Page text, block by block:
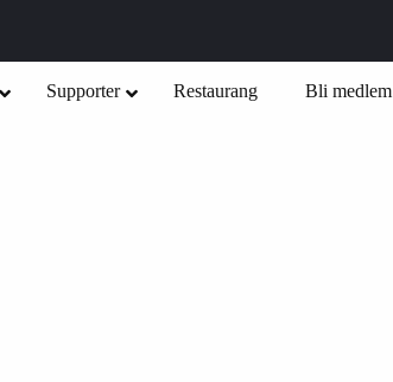
Supporter Restaurang Bli medlem